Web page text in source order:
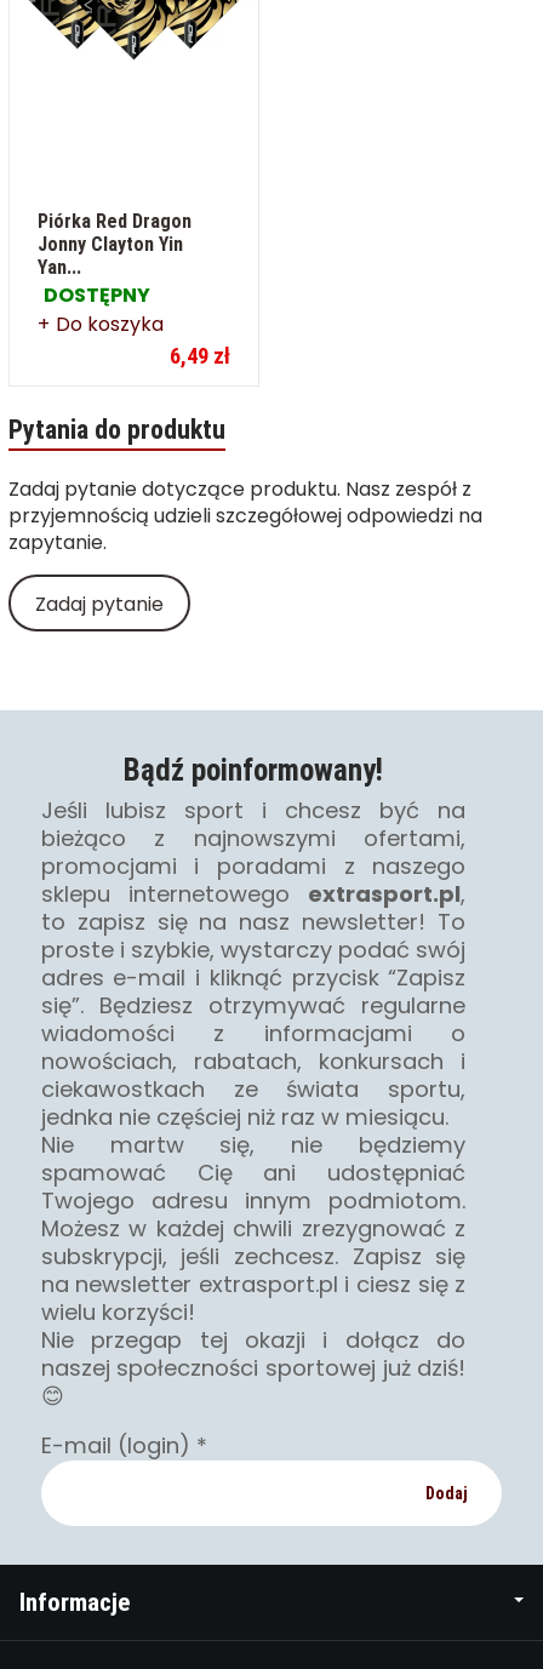
Piórka Red Dragon
Jonny Clayton Yin
Yan...
DOSTĘPNY
Do koszyka
6,49 zł
Pytania do produktu
Zadaj pytanie dotyczące produktu. Nasz zespół z
przyjemnością udzieli szczegółowej odpowiedzi na
zapytanie.
Zadaj pytanie
Bądź poinformowany!
Jeśli lubisz sport i chcesz być na
bieżąco z najnowszymi ofertami,
promocjami i poradami z naszego
sklepu internetowego extrasport.pl,
to zapisz się na nasz newsletter! To
proste i szybkie, wystarczy podać swój
adres e-mail i kliknąć przycisk “Zapisz
się”. Będziesz otrzymywać regularne
wiadomości z informacjami o
nowościach, rabatach, konkursach i
ciekawostkach ze świata sportu,
jednka nie częściej niż raz w miesiącu.
Nie martw się, nie będziemy
spamować Cię ani udostępniać
Twojego adresu innym podmiotom.
Możesz w każdej chwili zrezygnować z
subskrypcji, jeśli zechcesz. Zapisz się
na newsletter extrasport.pl i ciesz się z
wielu korzyści!
Nie przegap tej okazji i dołącz do
naszej społeczności sportowej już dziś!
😊
E-mail (login) *
Informacje